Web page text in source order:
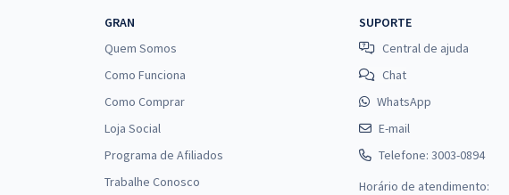
GRAN
Quem Somos
Como Funciona
Como Comprar
Loja Social
Programa de Afiliados
Trabalhe Conosco
SUPORTE
Central de ajuda
Chat
WhatsApp
E-mail
Telefone: 3003-0894
Horário de atendimento: